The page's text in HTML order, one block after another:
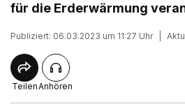
für die Erderwärmung
Publiziert: 06.03.2023 um 11:27 Uhr
TeilenAnhören